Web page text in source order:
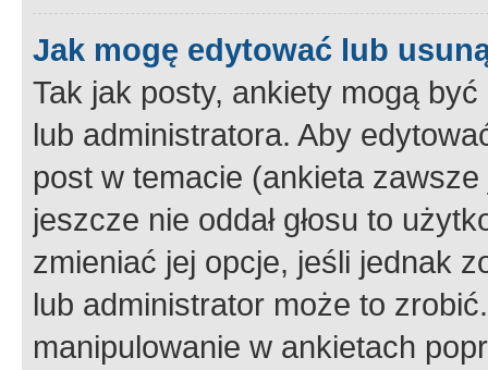
Jak mogę edytować lub
Tak jak posty, ankiety mogą
lub administratora. Aby
post w temacie (ankieta
jeszcze nie oddał głosu to
zmieniać jej opcje, jeśli jednak
lub administrator może to
manipulowanie w ankietach